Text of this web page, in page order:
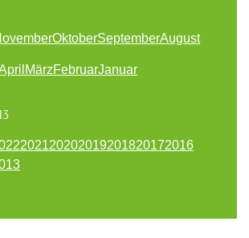
OktoberSeptemberAugust
MärzFebruarJanuar
202120202019201820172016